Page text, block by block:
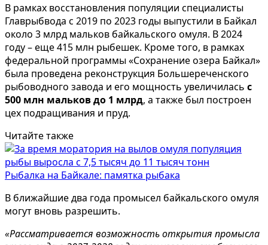
В рамках восстановления популяции специалисты
Главрыбвода с 2019 по 2023 годы выпустили в Байкал
около 3 млрд мальков байкальского омуля. В 2024
году – еще 415 млн рыбешек. Кроме того, в рамках
федеральной программы «Сохранение озера Байкал»
была проведена реконструкция Большереченского
рыбоводного завода и его мощность увеличилась с
500 млн мальков до 1 млрд, а также был построен
цех подращивания и пруд.
Читайте также
Рыбалка на Байкале: памятка рыбака
В ближайшие два года промысел байкальского омуля
могут вновь разрешить.
«Рассматривается возможность открытия промысла